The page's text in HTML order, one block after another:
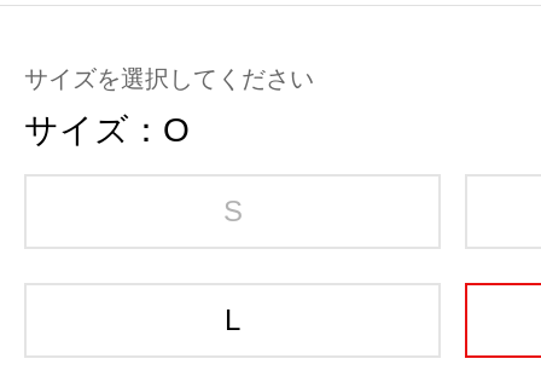
サイズを選択してください
サイズ： O
S
L